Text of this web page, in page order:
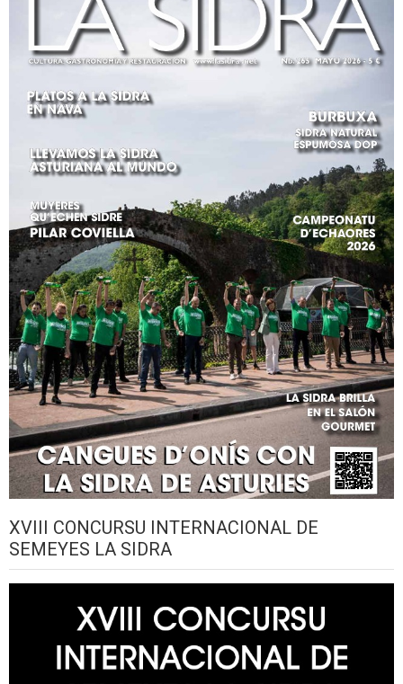
XVIII CONCURSU INTERNACIONAL DE
SEMEYES LA SIDRA